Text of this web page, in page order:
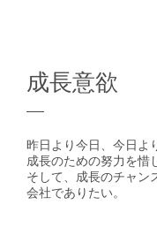
成長意欲
昨日より今日、今日よ
成長のための努力を惜
そして、成長のチャン
会社でありたい。